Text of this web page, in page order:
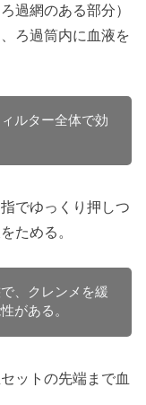
過網のある部分）
ろ過筒内に血液を
ルター全体で効
でゆっくり押しつ
ためる。
、クレンメを緩
がある。
ットの先端まで血